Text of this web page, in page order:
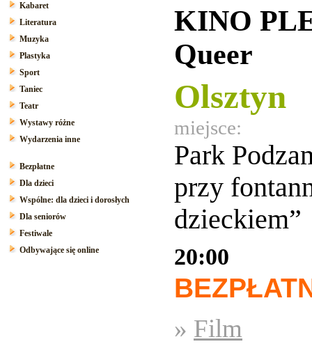
Kabaret
Literatura
Muzyka
Plastyka
Sport
Taniec
Teatr
Wystawy różne
Wydarzenia inne
Bezpłatne
Dla dzieci
Wspólne: dla dzieci i dorosłych
Dla seniorów
Festiwale
Odbywające się online
KINO
Queer
Olsztyn
miejsce:
Park
przy
dzieckiem”
20:00
» Film